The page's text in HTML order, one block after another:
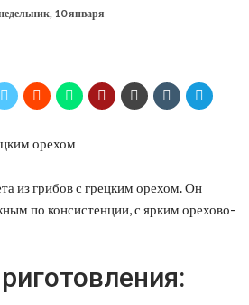
10 января
из грибов с грецким орехом. Он
по консистенции, с ярким орехово-